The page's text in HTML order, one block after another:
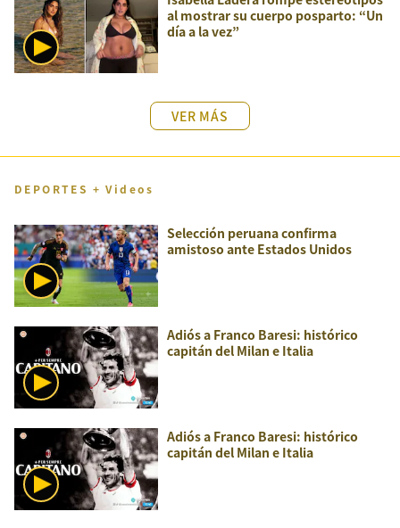
al mostrar su cuerpo posparto: “Un
día a la vez”
VER MÁS
DEPORTES + Videos
Selección peruana confirma
amistoso ante Estados Unidos
Adiós a Franco Baresi: histórico
capitán del Milan e Italia
Adiós a Franco Baresi: histórico
capitán del Milan e Italia